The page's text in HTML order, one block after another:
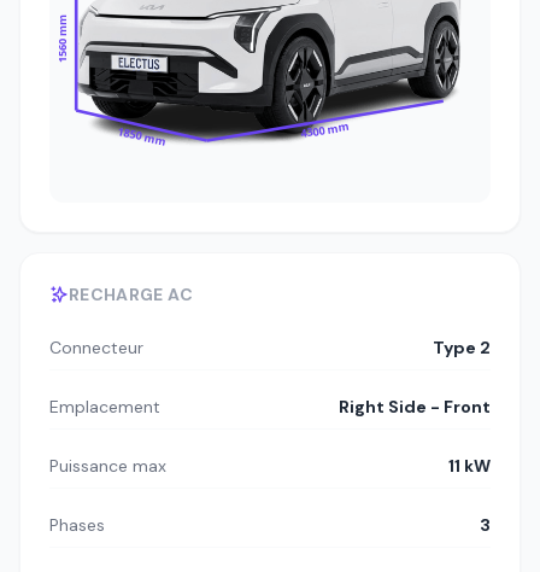
1560 mm
1850 mm 4300 mm
RECHARGE AC
Connecteur Type 2
Emplacement Right Side - Front
Puissance max 11 kW
Phases 3